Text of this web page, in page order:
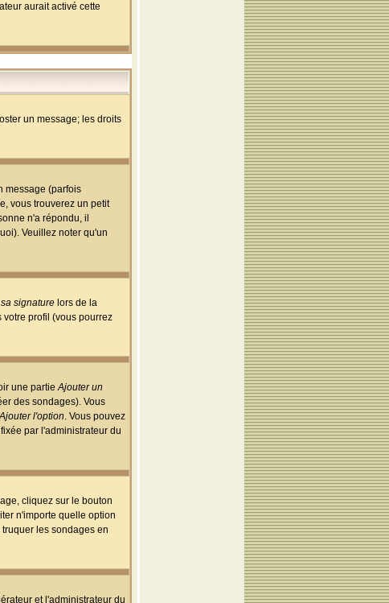
aurait activé cette
un message; les droits
message (parfois
vous trouverez un petit
n'a répondu, il
Veuillez noter qu'un
signature lors de la
profil (vous pourrez
une partieAjouter un
des sondages). Vous
Ajouter l'option. Vous pouvez
par l'administrateur du
cliquez sur le bouton
n'importe quelle option
les sondages en
et l'administrateur du